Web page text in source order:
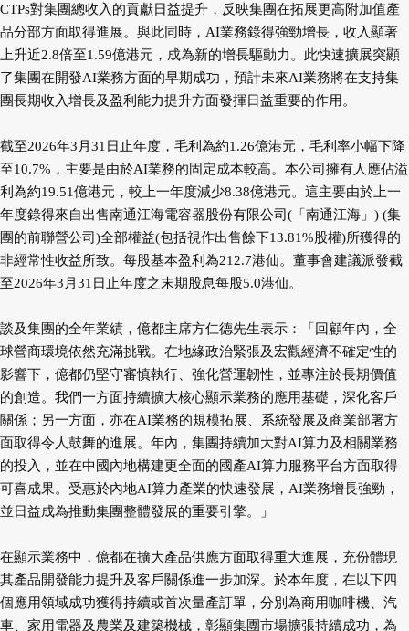
CTPs對集團總收入的貢獻日益提升，反映集團在拓展更高附加值產
品分部方面取得進展。與此同時，AI業務錄得強勁增長，收入顯著
上升近2.8倍至1.59億港元，成為新的增長驅動力。此快速擴展突顯
了集團在開發AI業務方面的早期成功，預計未來AI業務將在支持集
團長期收入增長及盈利能力提升方面發揮日益重要的作用。
截至2026年3月31日止年度，毛利為約1.26億港元，毛利率小幅下降
至10.7%，主要是由於AI業務的固定成本較高。本公司擁有人應佔溢
利為約19.51億港元，較上一年度減少8.38億港元。這主要由於上一
年度錄得來自出售南通江海電容器股份有限公司(「南通江海」) (集
團的前聯營公司)全部權益(包括視作出售餘下13.81%股權)所獲得的
非經常性收益所致。每股基本盈利為212.7港仙。董事會建議派發截
至2026年3月31日止年度之末期股息每股5.0港仙。
談及集團的全年業績，億都主席方仁德先生表示：「回顧年內，全
球營商環境依然充滿挑戰。在地緣政治緊張及宏觀經濟不確定性的
影響下，億都仍堅守審慎執行、強化營運韌性，並專注於長期價值
的創造。我們一方面持續擴大核心顯示業務的應用基礎，深化客戶
關係；另一方面，亦在AI業務的規模拓展、系統發展及商業部署方
面取得令人鼓舞的進展。年內，集團持續加大對AI算力及相關業務
的投入，並在中國內地構建更全面的國產AI算力服務平台方面取得
可喜成果。受惠於內地AI算力產業的快速發展，AI業務增長強勁，
並日益成為推動集團整體發展的重要引擎。」
在顯示業務中，億都在擴大產品供應方面取得重大進展，充份體現
其產品開發能力提升及客戶關係進一步加深。於本年度，在以下四
個應用領域成功獲得持續或首次量產訂單，分別為商用咖啡機、汽
車、家用電器及農業及建築機械，彰顯集團市場擴張持續成功，為